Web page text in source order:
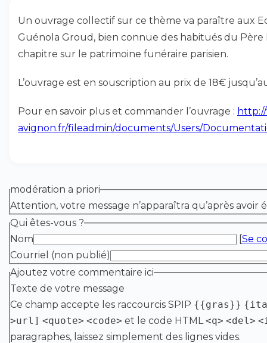
Un ouvrage collectif sur ce thème va paraître aux
Guénola Groud, bien connue des habitués du Père
chapitre sur le patrimoine funéraire parisien.
L’ouvrage est en souscription au prix de 18€
Pour en savoir plus et commander l’ouvrage :
avignon.fr/fileadmin/documents/Users/
modération a priori
Attention, votre message n’apparaîtra qu’après
Qui êtes-vous ?
Nom
[Se
Courriel (non publié)
Ajoutez votre commentaire ici
Texte de votre message
Ce champ accepte les raccourcis SPIP {{gras}}
>url] <quote> <code> et le code HTML<q> <del>
paragraphes, laissez simplement des lignes vides.